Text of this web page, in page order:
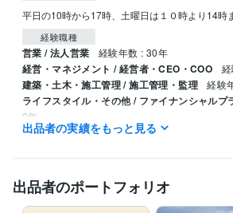
平日の10時から17時、土曜日は１０時より14時
経験職種
営業 / 法人営業 経験年数 : 30年
経営・マネジメント / 経営者・CEO・COO
建築・土木・施工管理 / 施工管理・監理 経験
ライフスタイル・その他 / ファイナンシャルプ
0年
株式会社エレクトロンコミュニティ 1995年4
受賞歴
中小企業創造活動促進法（快適環境を促進す
出品者の実績をもっと見る
出品者のポートフォリオ